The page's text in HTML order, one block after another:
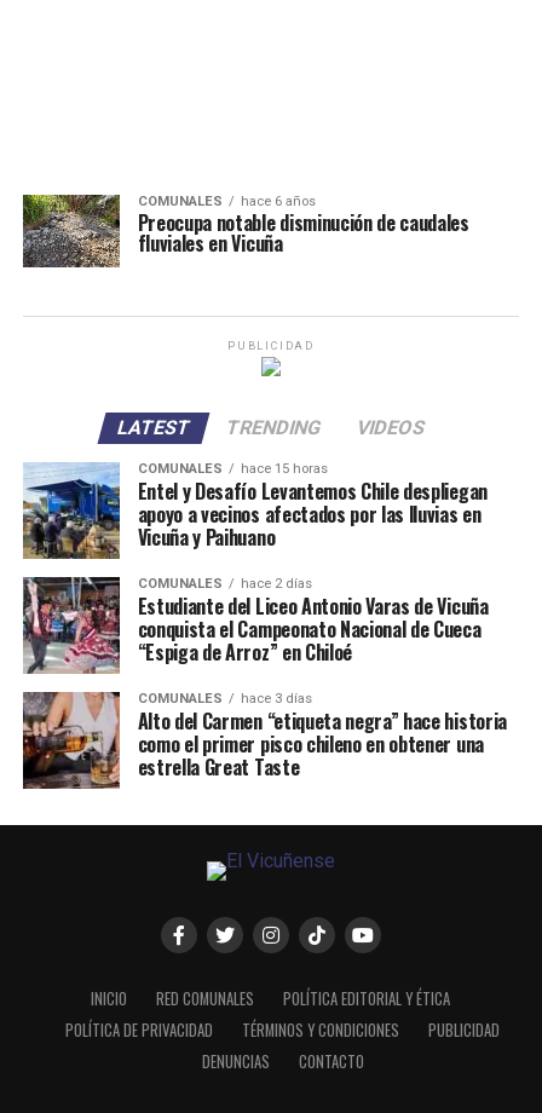
COMUNALES hace 6 años
Preocupa notable disminución de caudales
fluviales en Vicuña
PUBLICIDAD
LATEST TRENDING VIDEOS
COMUNALES hace 15 horas
Entel y Desafío Levantemos Chile despliegan
apoyo a vecinos afectados por las lluvias en
Vicuña y Paihuano
COMUNALES hace 2 días
Estudiante del Liceo Antonio Varas de Vicuña
conquista el Campeonato Nacional de Cueca
“Espiga de Arroz” en Chiloé
COMUNALES hace 3 días
Alto del Carmen “etiqueta negra” hace historia
como el primer pisco chileno en obtener una
estrella Great Taste
INICIO RED COMUNALES
POLÍTICA EDITORIAL Y ÉTICA
POLÍTICA DE PRIVACIDAD
TÉRMINOS Y CONDICIONES
PUBLICIDAD
DENUNCIAS
CONTACTO